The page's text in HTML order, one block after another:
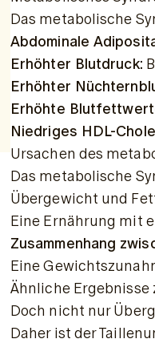
Das metabolische
Abdominale
Erhöhter Blutdruck:
Erhöhter
Erhöhte
Niedriges HDL-
Ursachen des
Das metabolische
Übergewicht und
Eine Ernährung mit
Zusammenhang
Eine
Ähnliche Ergebnisse
Doch nicht nur
Daher ist der